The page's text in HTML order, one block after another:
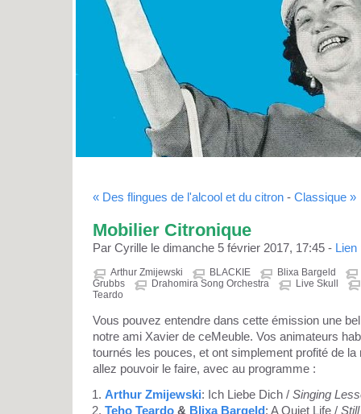
« Des flingues de l'alcool et du citron - Classique »
Mobilier Citronique
Par Cyrille le dimanche 5 février 2017, 17:45 - Lien
Arthur Zmijewski BLACKIE
Blixa Bargeld
Grubbs
Drahomira Song Orchestra
Live Skull
Teardo
Vous pouvez entendre dans cette émission une
notre ami Xavier de ceMeuble. Vos animateurs
tournés les pouces, et ont simplement profité de
allez pouvoir le faire, avec au programme :
Arthur Zmijewski: Ich Liebe Dich / Singing
Teho Teardo & Blixa Bargeld: A Quiet Life /